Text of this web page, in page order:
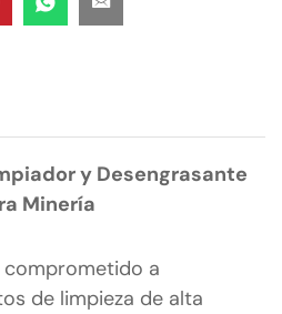
y Desengrasante
Minería
comprometido a
de limpieza de alta